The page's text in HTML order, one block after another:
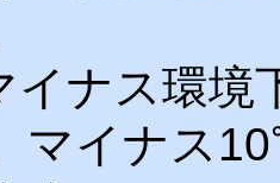
ナス環境
マイナス